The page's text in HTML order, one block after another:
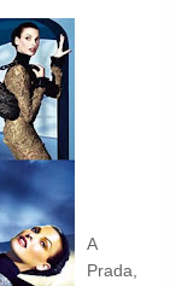
A
Prada,